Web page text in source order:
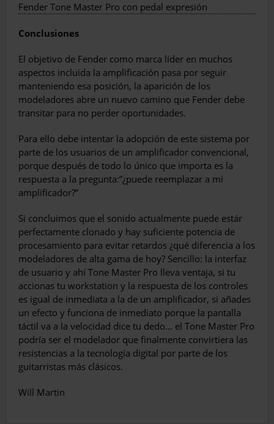
Fender Tone Master Pro con pedal expresión
Conclusiones
El objetivo de Fender como marca líder en muchos
aspectos incluida la amplificación pasa por seguir
manteniendo esa posición, la aparición de los
modeladores abre un nuevo camino que Fender debe
transitar para no perder oportunidades.
Para ello debe intentar la adopción de este sistema por
parte de los usuarios de un amplificador convencional,
porque después de todo lo único que importa es la
respuesta a la pregunta:”¿puede reemplazar a mi
amplificador?”
Si concluimos que el sonido actualmente puede estár
perfectamente clonado y hay suficiente potencia de
procesamiento para evitar retardos ¿qué diferencia a los
modeladores de alta gama de hoy? Sencillo: la interfaz
de usuario y ahí Tone Master Pro lleva ventaja, si tu
accionas tu workstation y la respuesta de los controles
es igual de inmediata a la de un amplificador, si añades
un efecto y funciona de inmediato porque la pantalla
táctil va a la velocidad dice tu dedo… el Tone Master Pro
podría ser el modelador que finalmente convirtiera las
resistencias a la tecnología digital por parte de los
guitarristas más clásicos.
Will Martin